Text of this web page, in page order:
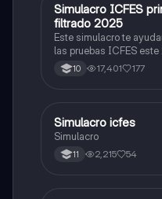
ICFES: Matemáticas
Simulacro ICFES
filtrado 2025
Este simulacro te
las pruebas ICFES
500/500. Y poder ser
quieras, estudiar la
10 17,401 177
ICFES: Lectura Crítica
Simulacro icfes
Simulacro
11 2,215 54